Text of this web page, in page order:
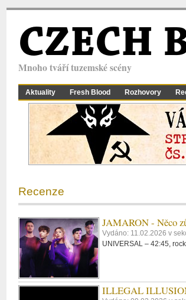
CZECH
Mnoho tváří tuzemské scény
Aktuality Fresh Blood Rozhovory
Recenze
JAMARON - Něco
Vydáno: 11.02.2026 v
UNIVERSAL – 42:45,
ILLEGAL